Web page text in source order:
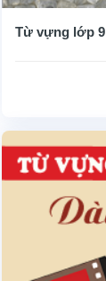
Từ vựng lớp 9